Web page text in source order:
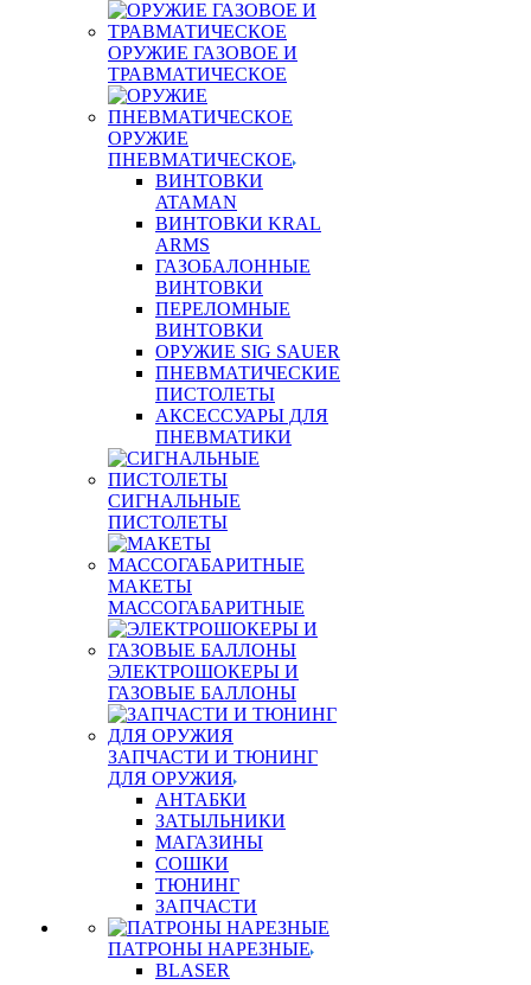
ОРУЖИЕ ГАЗОВОЕ И
ТРАВМАТИЧЕСКОЕ
ОРУЖИЕ
ПНЕВМАТИЧЕСКОЕ
ВИНТОВКИ
ATAMAN
ВИНТОВКИ KRAL
ARMS
ГАЗОБАЛОННЫЕ
ВИНТОВКИ
ПЕРЕЛОМНЫЕ
ВИНТОВКИ
ОРУЖИЕ SIG SAUER
ПНЕВМАТИЧЕСКИЕ
ПИСТОЛЕТЫ
АКСЕССУАРЫ ДЛЯ
ПНЕВМАТИКИ
СИГНАЛЬНЫЕ
ПИСТОЛЕТЫ
МАКЕТЫ
МАССОГАБАРИТНЫЕ
ЭЛЕКТРОШОКЕРЫ И
ГАЗОВЫЕ БАЛЛОНЫ
ЗАПЧАСТИ И ТЮНИНГ
ДЛЯ ОРУЖИЯ
АНТАБКИ
ЗАТЫЛЬНИКИ
МАГАЗИНЫ
СОШКИ
ТЮНИНГ
ЗАПЧАСТИ
ПАТРОНЫ НАРЕЗНЫЕ
BLASER